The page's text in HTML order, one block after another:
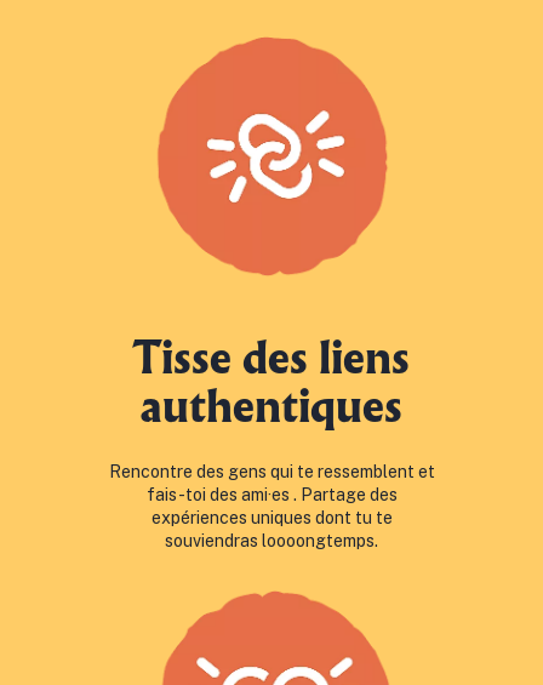
Tisse des liens
authentiques
Rencontre des gens qui te ressemblent et
fais-toi des ami·es . Partage des
expériences uniques dont tu te
souviendras loooongtemps.